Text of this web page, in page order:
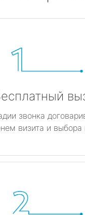
звонка
визита и выбора